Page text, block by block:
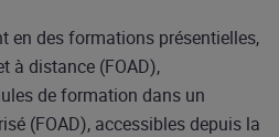
en des formations présentielles,
à distance (FOAD),
de formation dans un
(FOAD), accessibles depuis la